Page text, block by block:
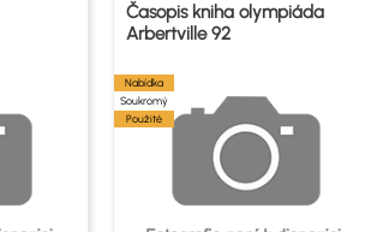
Časopis kniha olympiáda
Arbertville 92
Nabídka
Soukromý
Použité